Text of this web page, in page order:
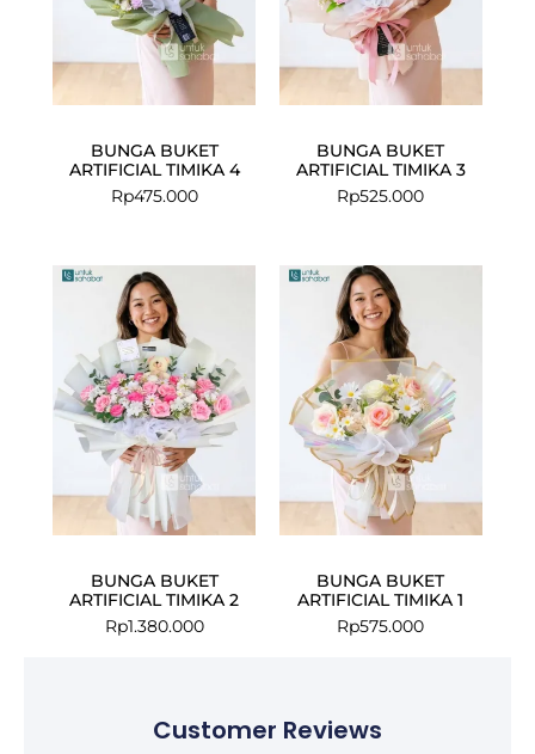
BUNGA BUKET
ARTIFICIAL TIMIKA 4
Rp475.000
BUNGA BUKET
ARTIFICIAL TIMIKA 3
Rp525.000
BUNGA BUKET
ARTIFICIAL TIMIKA 2
Rp1.380.000
BUNGA BUKET
ARTIFICIAL TIMIKA 1
Rp575.000
Customer Reviews